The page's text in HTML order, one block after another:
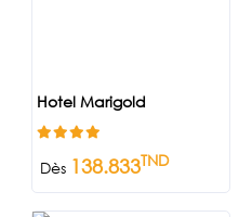
Hotel Marigold
Dès 138.833TND